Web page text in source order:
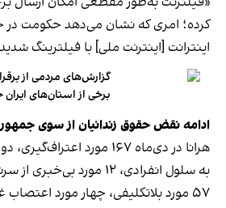
کرده؛ امری که نشان می‌دهد حکومت در
اینترانت [اینترنت ملی] با فیلترینگ
گزارش‌های مردمی از
برخی از استان‌های ایران
ادامه نقض حقوق زندانیان از سوی
هرانا در دی‌ماه ۱۶۷ مورد
به سلول انفرادی، ۱۲ مورد
۵۷ مورد بلاتکلیفی، چهار مورد اعتصاب